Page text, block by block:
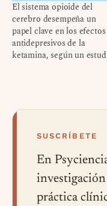
El sistema opioide del
cerebro desempeña un
papel clave en los efectos
antidepresivos de la
ketamina, según un
SUSCRÍBETE
En
práctica